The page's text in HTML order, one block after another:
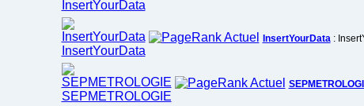
InsertYourData: